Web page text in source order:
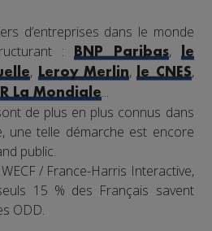
d’entreprises dans le monde
:
BNP Paribas,
le
, Leroy Merlin, le CNES,
La Mondiale...
de plus en plus connus dans
une telle démarche est encore
public.
/ France-Harris Interactive,
15 % des Français savent
ODD.